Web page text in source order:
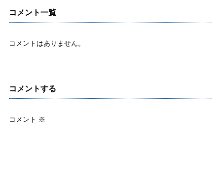
コメント一覧
コメントはありません。
コメントする
コメント ※